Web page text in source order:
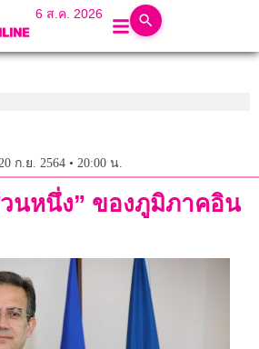
6 ส.ค. 2026
20 ก.ย. 2564 • 20:00 น.
วนหนึ่ง” ของภูมิภาคอิน